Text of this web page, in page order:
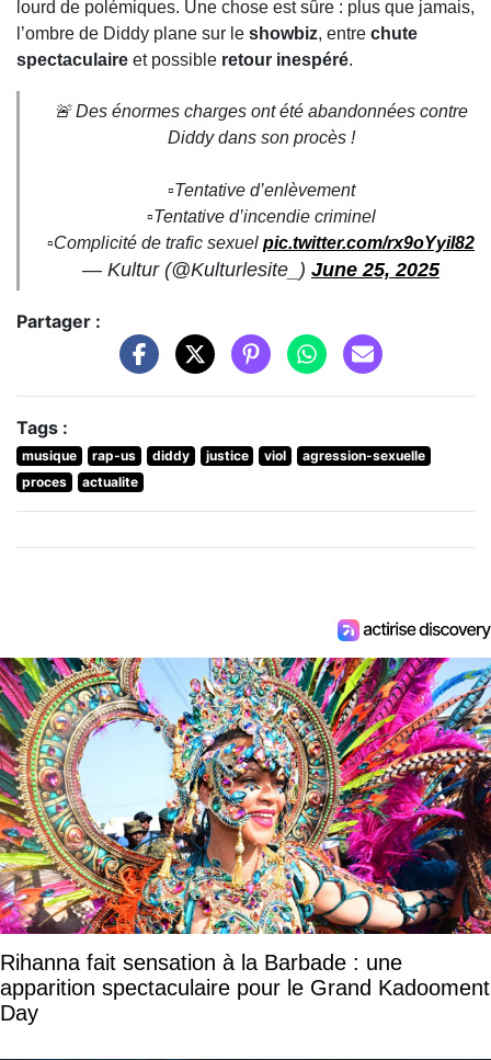
lourd de polémiques. Une chose est sûre : plus que jamais,
l’ombre de Diddy plane sur le showbiz, entre chute
spectaculaire et possible retour inespéré.
🚨 Des énormes charges ont été abandonnées contre
Diddy dans son procès !
▫️Tentative d’enlèvement
▫️Tentative d’incendie criminel
▫️Complicité de trafic sexuel pic.twitter.com/rx9oYyil82
— Kultur (@Kulturlesite_) June 25, 2025
Partager :
Tags :
musique rap-us diddy justice viol
agression-sexuelle
proces
actualite
Rihanna fait sensation à la Barbade : une
apparition spectaculaire pour le Grand Kadooment
Day